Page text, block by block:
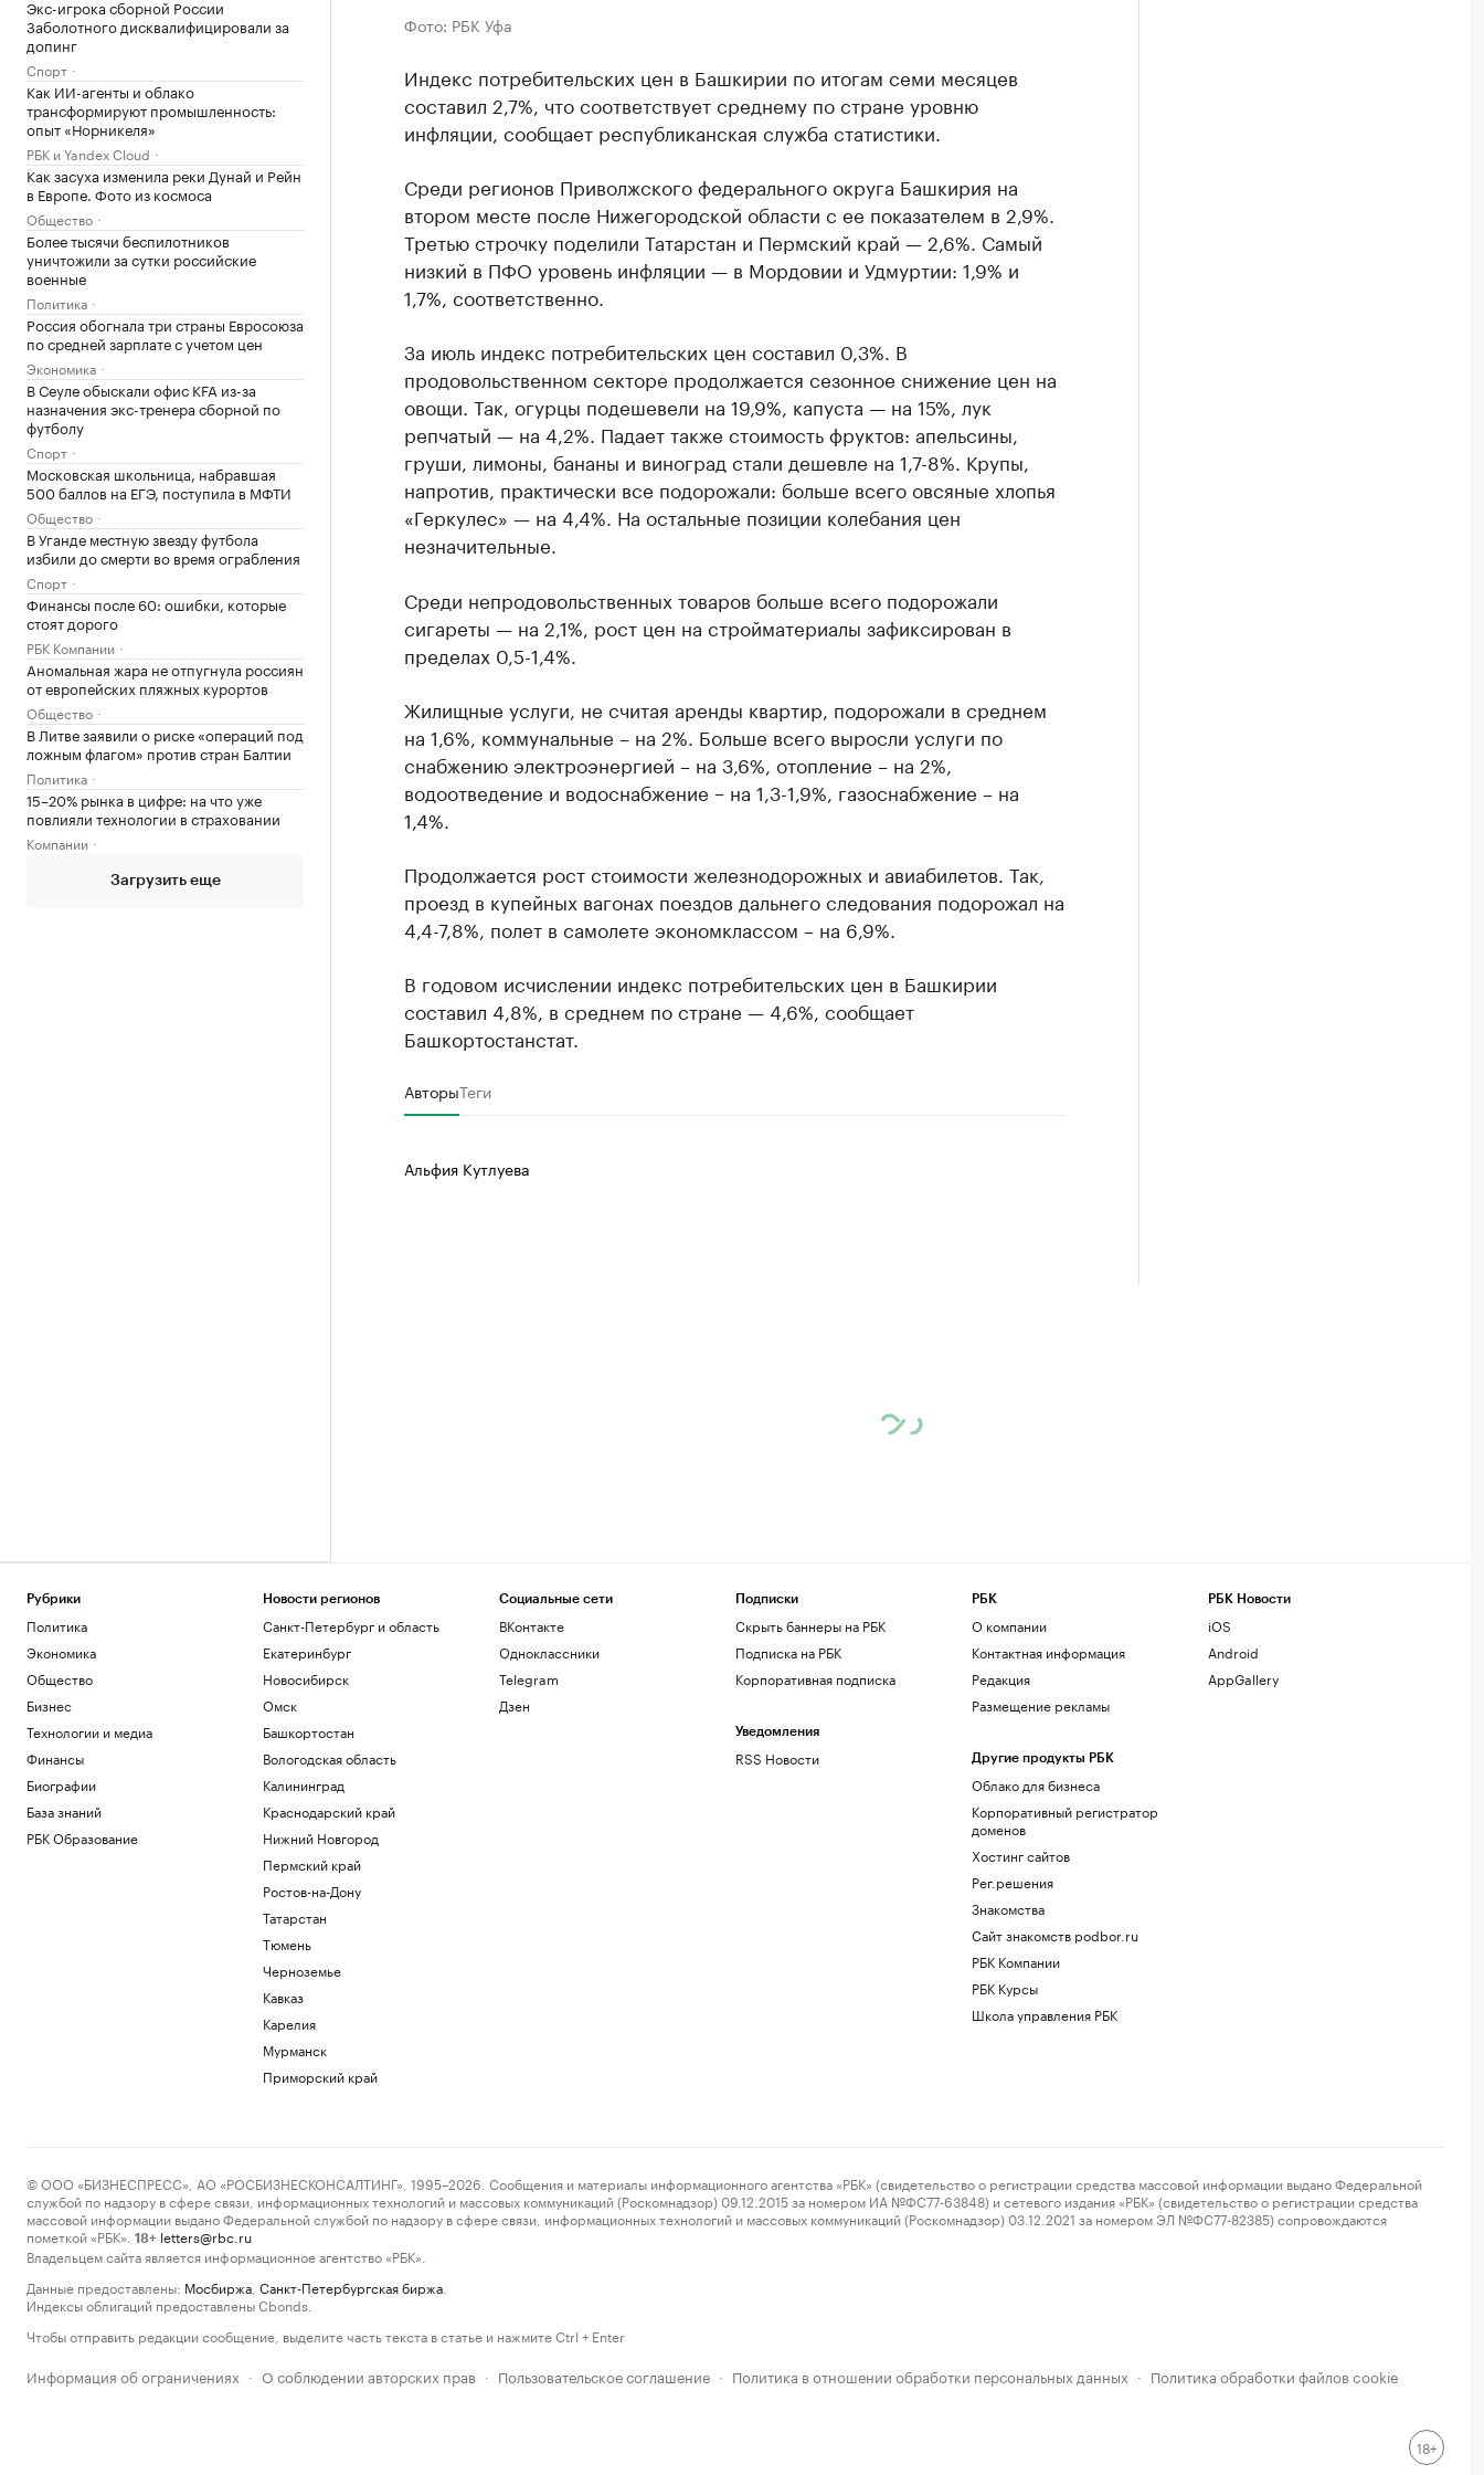
Экс-игрока сборной России
Заболотного дисквалифицировали за
допинг
Спорт
Как ИИ-агенты и облако
трансформируют промышленность:
опыт «Норникеля»
РБК и Yandex Cloud
Как засуха изменила реки Дунай и Рейн
в Европе. Фото из космоса
Общество
Более тысячи беспилотников
уничтожили за сутки российские
военные
Политика
Россия обогнала три страны Евросоюза
по средней зарплате с учетом цен
Экономика
В Сеуле обыскали офис KFA из-за
назначения экс-тренера сборной по
футболу
Спорт
Московская школьница, набравшая
500 баллов на ЕГЭ, поступила в МФТИ
Общество
В Уганде местную звезду футбола
избили до смерти во время ограбления
Спорт
Финансы после 60: ошибки, которые
стоят дорого
РБК Компании
Аномальная жара не отпугнула россиян
от европейских пляжных курортов
Общество
В Литве заявили о риске «операций под
ложным флагом» против стран Балтии
Политика
15–20% рынка в цифре: на что уже
повлияли технологии в страховании
Компании
Загрузить еще
Фото: РБК Уфа
Индекс потребительских цен в Башкирии по итогам семи месяцев
составил 2,7%, что соответствует среднему по стране уровню
инфляции, сообщает республиканская служба статистики.
Среди регионов Приволжского федерального округа Башкирия на
втором месте после Нижегородской области с ее показателем в 2,9%.
Третью строчку поделили Татарстан и Пермский край — 2,6%. Самый
низкий в ПФО уровень инфляции — в Мордовии и Удмуртии: 1,9% и
1,7%, соответственно.
За июль индекс потребительских цен составил 0,3%. В
продовольственном секторе продолжается сезонное снижение цен на
овощи. Так, огурцы подешевели на 19,9%, капуста — на 15%, лук
репчатый — на 4,2%. Падает также стоимость фруктов: апельсины,
груши, лимоны, бананы и виноград стали дешевле на 1,7-8%. Крупы,
напротив, практически все подорожали: больше всего овсяные хлопья
«Геркулес» — на 4,4%. На остальные позиции колебания цен
незначительные.
Среди непродовольственных товаров больше всего подорожали
сигареты — на 2,1%, рост цен на стройматериалы зафиксирован в
пределах 0,5-1,4%.
Жилищные услуги, не считая аренды квартир, подорожали в среднем
на 1,6%, коммунальные – на 2%. Больше всего выросли услуги по
снабжению электроэнергией – на 3,6%, отопление – на 2%,
водоотведение и водоснабжение − на 1,3-1,9%, газоснабжение – на
1,4%.
Продолжается рост стоимости железнодорожных и авиабилетов. Так,
проезд в купейных вагонах поездов дальнего следования подорожал на
4,4-7,8%, полет в самолете экономклассом – на 6,9%.
В годовом исчислении индекс потребительских цен в Башкирии
составил 4,8%, в среднем по стране — 4,6%, сообщает
Башкортостанстат.
АвторыТеги
Альфия Кутлуева
Рубрики
Политика
Экономика
Общество
Бизнес
Технологии и медиа
Финансы
Биографии
База знаний
РБК Образование
Новости регионов
Санкт-Петербург и область
Екатеринбург
Новосибирск
Омск
Башкортостан
Вологодская область
Калининград
Краснодарский край
Нижний Новгород
Пермский край
Ростов-на-Дону
Татарстан
Тюмень
Черноземье
Кавказ
Карелия
Мурманск
Приморский край
Социальные сети
ВКонтакте
Одноклассники
Telegram
Дзен
Подписки
Скрыть баннеры на РБК
Подписка на РБК
Корпоративная подписка
Уведомления
RSS Новости
РБК
О компании
Контактная информация
Редакция
Размещение рекламы
Другие продукты РБК
Облако для бизнеса
Корпоративный регистратор
доменов
Хостинг сайтов
Рег.решения
Знакомства
Сайт знакомств podbor.ru
РБК Компании
РБК Курсы
Школа управления РБК
РБК Новости
iOS
Android
AppGallery
© ООО «БИЗНЕСПРЕСС», АО «РОСБИЗНЕСКОНСАЛТИНГ», 1995–2026. Сообщения и материалы информационного агентства «РБК» (свидетельство о регистрации средства массовой информации выдано Федеральной
службой по надзору в сфере связи, информационных технологий и массовых коммуникаций (Роскомнадзор) 09.12.2015 за номером ИА №ФС77-63848) и сетевого издания «РБК» (свидетельство о регистрации средства
массовой информации выдано Федеральной службой по надзору в сфере связи, информационных технологий и массовых коммуникаций (Роскомнадзор) 03.12.2021 за номером ЭЛ №ФС77-82385) сопровождаются
пометкой «РБК».
18+ letters@rbc.ru
Владельцем сайта является информационное агентство «РБК».
Данные предоставлены: Мосбиржа Санкт-Петербургская биржа
Индексы облигаций предоставлены Cbonds.
Чтобы отправить редакции сообщение, выделите часть текста в статье и нажмите Ctrl + Enter
Информация об ограничениях · О соблюдении авторских прав · Пользовательское соглашение · Политика в отношении обработки персональных данных · Политика обработки файлов cookie
18+